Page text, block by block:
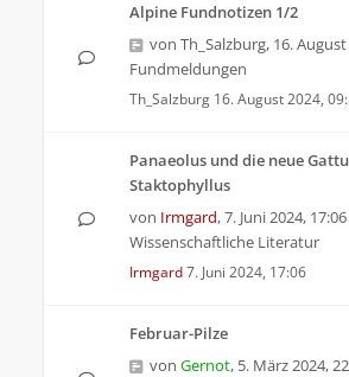
Alpine Fundnotizen 1/2
von Th_Salzburg, 16.
Fundmeldungen
Th_Salzburg 16. August 2024,
Panaeolus und die neue
Staktophyllus
von Irmgard,7. Juni 2024, 17:06
Wissenschaftliche Literatur
Irmgard7. Juni 2024, 17:06
Februar-Pilze
von Gernot, 5. März 2024,